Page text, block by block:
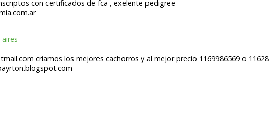
con certificados de fca , exelente pedigree
criamos los mejores cachorros y al mejor precio 1169986569 o